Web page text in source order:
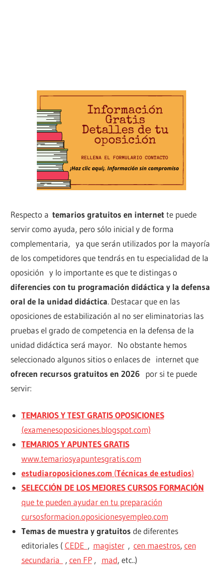
Respecto atemarios gratuitos en internette puede
servir como ayuda, pero sólo inicial y de forma
complementaria, ya que serán utilizados por la mayoría
de los competidores que tendrás en tu especialidad de la
oposición y lo importante es que te distingas o
diferencies con tu programación didáctica y la defensa
oral de la unidad didáctica. Destacar que en las
oposiciones de estabilización al no ser eliminatorias las
pruebas el grado de competencia en la defensa de la
unidad didáctica será mayor. No obstante hemos
seleccionado algunos sitios o enlaces de internet que
ofrecen recursos gratuitos en 2026
por si te puede
servir:
TEMARIOS Y TEST GRATIS OPOSICIONES
(examenesoposiciones.blogspot.com)
TEMARIOS Y APUNTES GRATIS
www.temariosyapuntesgratis.com
estudiaroposiciones.com (Técnicas de estudios)
SELECCIÓN DE LOS MEJORES CURSOS FORMACIÓN
que te pueden ayudar en tu preparación
cursosformacion.oposicionesyempleo.com
Temas de muestra y gratuitos de diferentes
editoriales (CEDE , magister, cen maestros, cen
secundaria
, cen FP, mad, etc..)